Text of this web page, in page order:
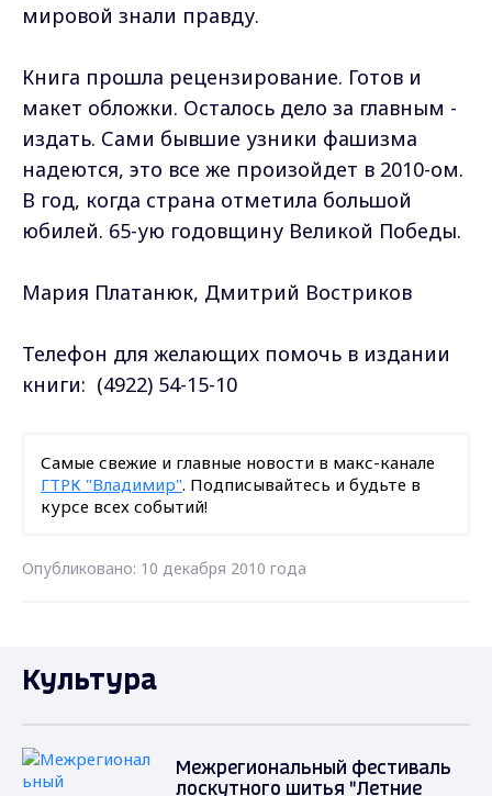
мировой знали правду.
Книга прошла рецензирование. Готов и
макет обложки. Осталось дело за главным -
издать. Сами бывшие узники фашизма
надеются, это все же произойдет в 2010-ом.
В год, когда страна отметила большой
юбилей. 65-ую годовщину Великой Победы.
Мария Платанюк, Дмитрий Востриков
Телефон для желающих помочь в издании
книги: (4922) 54-15-10
Самые свежие и главные новости в макс-канале
ГТРК "Владимир". Подписывайтесь и будьте в
курсе всех событий!
Опубликовано: 10 декабря 2010 года
Культура
Межрегиональный фестиваль
лоскутного шитья "Летние